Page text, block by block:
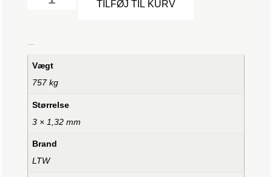
TILFØJ TIL KURV
Vægt
757 kg
Størrelse
3 × 1,32 mm
Brand
LTW